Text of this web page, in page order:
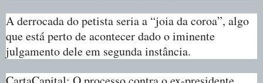
A derrocada do petista seria a “joia da coroa”, algo
que está perto de acontecer dado o iminente
julgamento dele em segunda instância.